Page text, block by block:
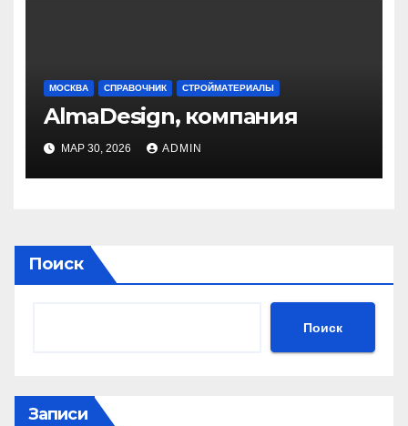
МОСКВА СПРАВОЧНИК СТРОЙМАТЕРИАЛЫ
AlmaDesign, компания
МАР 30, 2026 ADMIN
Поиск
Поиск
Записи